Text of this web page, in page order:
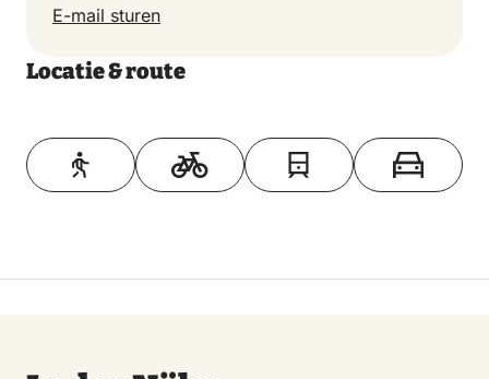
E-mail sturen
Locatie & route
Toon op kaart